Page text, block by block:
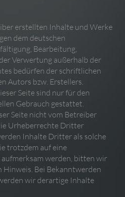
erstellten Inhalte und Werke
dem deutschen
Bearbeitung,
Verwertung außerhalb der
bedürfen der schriftlichen
Autors bzw. Erstellers.
Seite sind nur für den
Gebrauch gestattet.
Seite nicht vom Betreiber
Urheberrechte Dritter
Inhalte Dritter als solche
trotzdem auf eine
werden, bitten wir
Hinweis. Bei Bekanntwerden
wir derartige Inhalte